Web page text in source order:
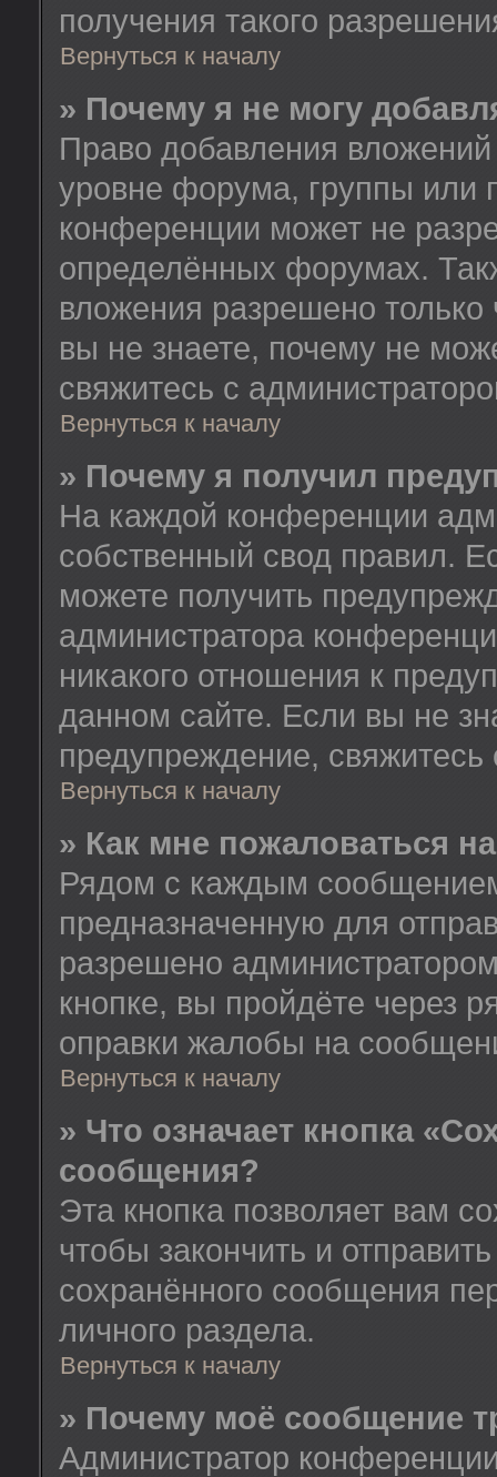
получения такого
Вернуться к началу
» Почему я не могу
Право добавления
уровне форума, группы или
конференции может не
определённых форумах.
вложения разрешено
вы не знаете, почему не
свяжитесь с
Вернуться к началу
» Почему я получил
На каждой конференции
собственный свод правил.
можете получить
администратора
никакого отношения к
данном сайте. Если вы не
предупреждение,
Вернуться к началу
» Как мне пожаловаться
Рядом с каждым
предназначенную для
разрешено
кнопке, вы пройдёте через
оправки жалобы на
Вернуться к началу
» Что означает кнопка
сообщения?
Эта кнопка позволяет вам
чтобы закончить и
сохранённого сообщения
личного раздела.
Вернуться к началу
» Почему моё сообщение
Администратор